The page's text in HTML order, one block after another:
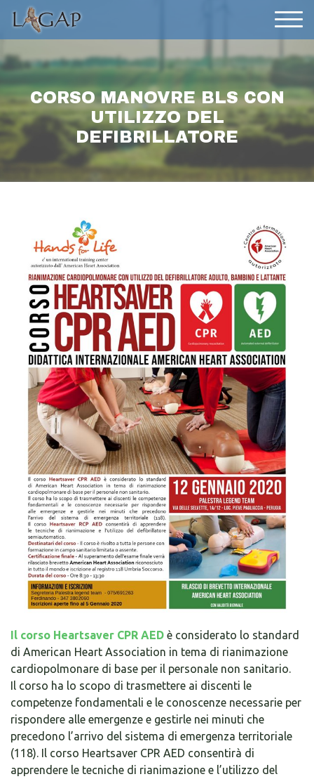
CORSO MANOVRE BLS CON
UTILIZZO DEL
DEFIBRILLATORE
Il corso Heartsaver CPR AED è considerato lo standard
di American Heart Association in tema di rianimazione
cardiopolmonare di base per il personale non sanitario.
Il corso ha lo scopo di trasmettere ai discenti le
competenze fondamentali e le conoscenze necessarie per
rispondere alle emergenze e gestirle nei minuti che
precedono l’arrivo del sistema di emergenza territoriale
(118). Il corso Heartsaver CPR AED consentirà di
apprendere le tecniche di rianimazione e l’utilizzo del